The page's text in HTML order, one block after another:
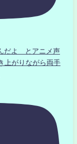
だよ とアニメ声
上がりながら両手